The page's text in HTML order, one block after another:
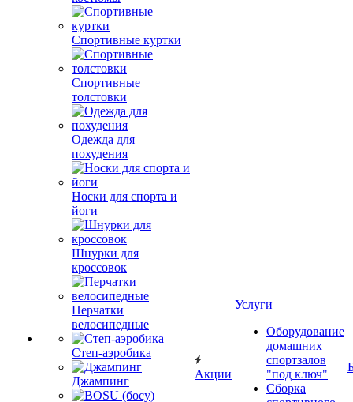
Спортивные куртки
Спортивные
толстовки
Одежда для
похудения
Носки для спорта и
йоги
Шнурки для
кроссовок
Перчатки
велосипедные
Степ-аэробика
Джампинг
Акции
Услуги
Оборудование
домашних
спортзалов
"под ключ"
Сборка